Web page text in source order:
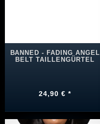
BANNED - FADING ANGEL
BELT TAILLENGÜRTEL
24,90 € *